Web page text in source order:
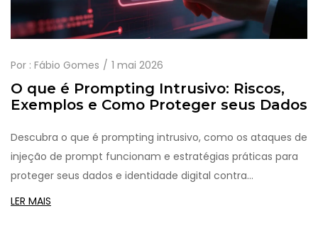
Por : Fábio Gomes 1 mai 2026
O que é Prompting Intrusivo: Riscos,
Exemplos e Como Proteger seus Dados
Descubra o que é prompting intrusivo, como os ataques de
injeção de prompt funcionam e estratégias práticas para
proteger seus dados e identidade digital contra
manipulações de IA.
LER MAIS